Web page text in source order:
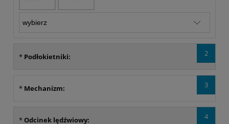
2
* Podłokietniki:
3
* Mechanizm:
4
*Odcinek lędźwiowy: